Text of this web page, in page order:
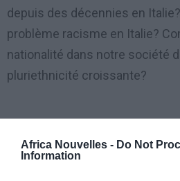
Africa Nouvelles - Do Not
Information
depuis des décennies en
problème racisme en Italie?
nationalité dans notre société
pluriethnicité croissante?
Mixant savamment l’enquête